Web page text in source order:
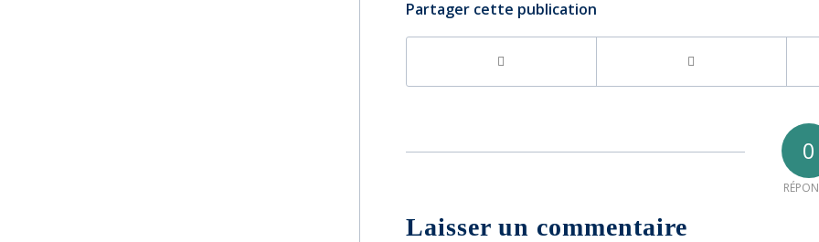
Partager cette publication
0
Laisser un commentaire